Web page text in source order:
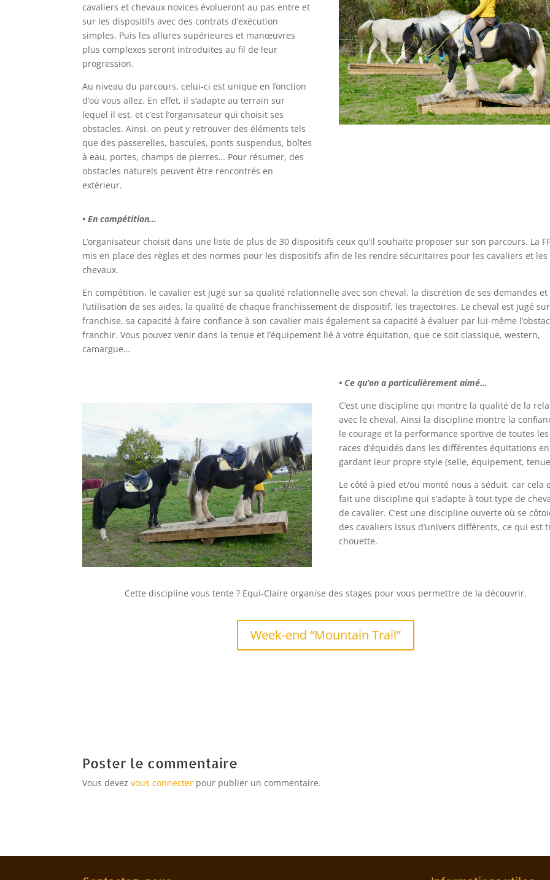
cavaliers et chevaux novices évolueront au pas entre et
sur les dispositifs avec des contrats d’exécution
simples. Puis les allures supérieures et manœuvres
plus complexes seront introduites au fil de leur
progression.
Au niveau du parcours, celui-ci est unique en fonction
d’où vous allez. En effet, il s’adapte au terrain sur
lequel il est, et c’est l’organisateur qui choisit ses
obstacles. Ainsi, on peut y retrouver des éléments tels
que des passerelles, bascules, ponts suspendus, boîtes
à eau, portes, champs de pierres… Pour résumer, des
obstacles naturels peuvent être rencontrés en
extérieur.
• En compétition…
L’organisateur choisit dans une liste de plus de 30 dispositifs ceux qu’il souhaite proposer sur son parcours. La
mis en place des règles et des normes pour les dispositifs afin de les rendre sécuritaires pour les cavaliers et les
chevaux.
En compétition, le cavalier est jugé sur sa qualité relationnelle avec son cheval, la discrétion de ses demandes et
l’utilisation de ses aides, la qualité de chaque franchissement de dispositif, les trajectoires. Le cheval est jugé
franchise, sa capacité à faire confiance à son cavalier mais également sa capacité à évaluer par lui-même
franchir. Vous pouvez venir dans la tenue et l’équipement lié à votre équitation, que ce soit classique, western,
camargue…
• Ce qu’on a particulièrement aimé…
C’est une discipline qui montre la qualité de la
avec le cheval. Ainsi la discipline montre la
le courage et la performance sportive de toutes les
races d’équidés dans les différentes équitations en
gardant leur propre style (selle, équipement,
Le côté à pied et/ou monté nous a séduit, car cela
fait une discipline qui s’adapte à tout type de
de cavalier. C’est une discipline ouverte où se
des cavaliers issus d’univers différents, ce qui est
chouette.
Cette discipline vous tente ? Equi-Claire organise des stages pour vous permettre de la découvrir.
Week-end “Mountain Trail”
Poster le commentaire
Vous devezvous connecter pour publier un commentaire.